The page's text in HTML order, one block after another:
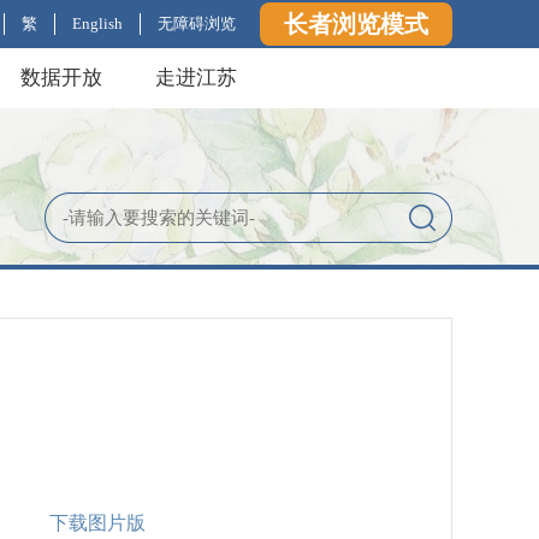
繁 English 无障碍浏览 长者浏览模式
数据开放 走进江苏
下载图片版